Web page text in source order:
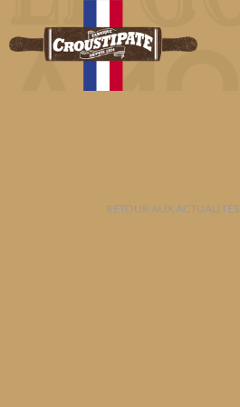
RETOUR AUX ACTUALITÉS